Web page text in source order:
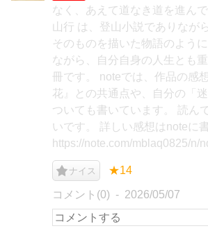
なく、あえて道なき道を進ん
山行 は、登山小説でありなが
そのものを描いた物語のよう
ながら、自分自身の人生とも
冊です。 noteでは、作品の感
花』との共通点や、自分の「
ついても書いています。 読ん
いです。 詳しい感想はnoteに
https://note.com/mblaq0825/n/
ナイス ★14
コメント(0) 2026/05/07